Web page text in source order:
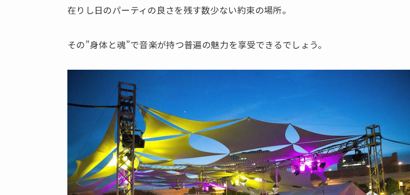
在りし日のパーティの良さを残す数少ない約束の場所。
その”身体と魂”で音楽が持つ普遍の魅力を享受できるでしょう。